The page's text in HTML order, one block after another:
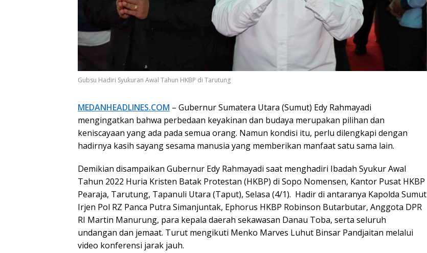
Gubsu Hadiri Syukuran Awal Tahun HKBP di Tarutung
MEDANHEADLINES.COM – Gubernur Sumatera Utara (Sumut) Edy Rahmayadi
mengingatkan bahwa perbedaan keyakinan dan budaya merupakan pilihan dan
keniscayaan yang ada pada semua orang. Namun kondisi itu, perlu dilengkapi dengan
hadirnya kasih sayang sesama manusia yang memberikan manfaat satu sama lain.
Demikian disampaikan Gubernur Edy Rahmayadi saat menghadiri Ibadah Syukur Awal
Tahun 2022 Huria Kristen Batak Protestan (HKBP) di Sopo Nomensen, Kantor Pusat HKBP
Pearaja, Tarutung, Tapanuli Utara (Taput), Selasa (4/1). Hadir di antaranya Kapolda Sumut
Irjen Pol RZ Panca Putra Simanjuntak, Ephorus HKBP Robinson Butarbutar, Anggota DPR
RI Martin Manurung, para kepala daerah sekawasan Danau Toba, serta seluruh
undangan dan jemaat. Turut mengikuti Menko Marves Luhut Binsar Pandjaitan melalui
video konferensi jarak jauh.